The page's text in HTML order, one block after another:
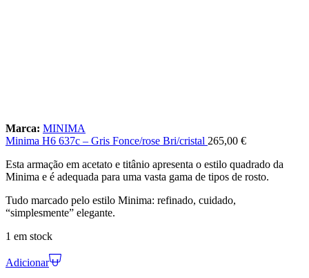
Marca: MINIMA
Minima H6 637c – Gris Fonce/rose Bri/cristal 265,00 €
Esta armação em acetato e titânio apresenta o estilo quadrado da
Minima e é adequada para uma vasta gama de tipos de rosto.
Tudo marcado pelo estilo Minima: refinado, cuidado,
“simplesmente” elegante.
1 em stock
Adicionar